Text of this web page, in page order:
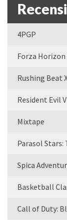
4PGP
Forza Horizon
Rushing Beat
Resident Evil
Mixtape
Parasol
Spica
Basketball
Call of Duty: